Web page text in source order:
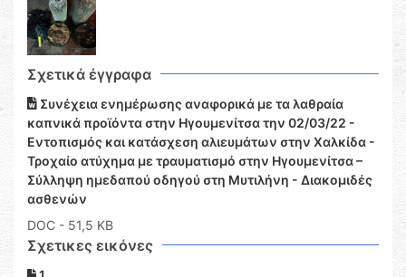
Σχετικά έγγραφα
Συνέχεια ενημέρωσης αναφορικά με τα λαθραία
καπνικά προϊόντα στην Ηγουμενίτσα την 02/03/22 -
Εντοπισμός και κατάσχεση αλιευμάτων στην Χαλκίδα -
Τροχαίο ατύχημα με τραυματισμό στην Ηγουμενίτσα –
Σύλληψη ημεδαπού οδηγού στη Μυτιλήνη - Διακομιδές
ασθενών
DOC - 51,5 KB
Σχετικες εικόνες